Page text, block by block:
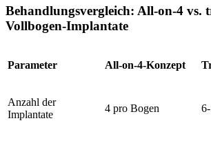
Behandlungsvergleich: All-on-4 vs.
Vollbogen-Implantate
Parameter All-on-4-Konzept
Anzahl der
Implantate
4 pro Bogen